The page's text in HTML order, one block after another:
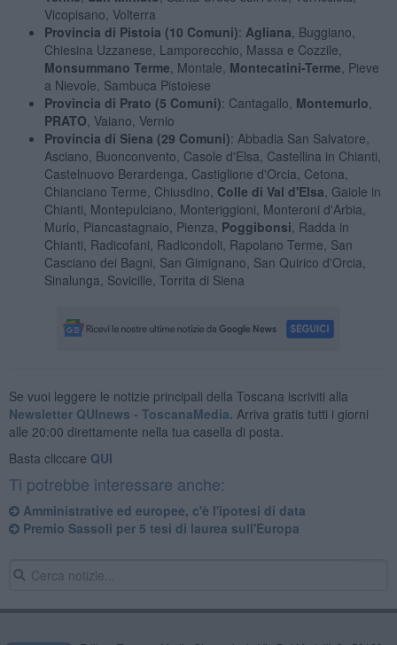
Vicopisano, Volterra
Provincia di Pistoia (10 Comuni): Agliana , Buggiano,
Chiesina Uzzanese, Lamporecchio, Massa e Cozzile,
Monsummano Terme , Montale, Montecatini-Terme , Pieve
a Nievole, Sambuca Pistoiese
Provincia di Prato (5 Comuni): Cantagallo, Montemurlo
PRATO , Vaiano, Vernio
Provincia di Siena (29 Comuni): Abbadia San Salvatore,
Asciano, Buonconvento, Casole d'Elsa, Castellina in Chianti,
Castelnuovo Berardenga, Castiglione d'Orcia, Cetona,
Chianciano Terme, Chiusdino, Colle di Val d'Elsa , Gaiole in
Chianti, Montepulciano, Monteriggioni, Monteroni d'Arbia,
Murlo, Piancastagnaio, Pienza, Poggibonsi , Radda in
Chianti, Radicofani, Radicondoli, Rapolano Terme, San
Casciano dei Bagni, San Gimignano, San Quirico d'Orcia,
Sinalunga, Sovicille, Torrita di Siena
Se vuoi leggere le notizie principali della Toscana iscriviti alla
Newsletter QUInews - ToscanaMedia. Arriva gratis tutti i giorni
alle 20:00 direttamente nella tua casella di posta.
Basta cliccare QUI
Ti potrebbe interessare anche:
Amministrative ed europee, c'è l'ipotesi di data
Premio Sassoli per 5 tesi di laurea sull'Europa